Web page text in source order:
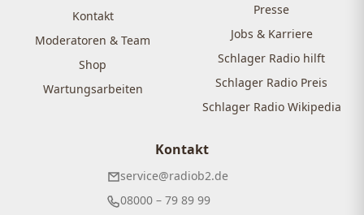
Kontakt
Moderatoren & Team
Shop
Wartungsarbeiten
Presse
Jobs & Karriere
Schlager Radio hilft
Schlager Radio Preis
Schlager Radio Wikipedia
Kontakt
service@radiob2.de
08000 – 79 89 99